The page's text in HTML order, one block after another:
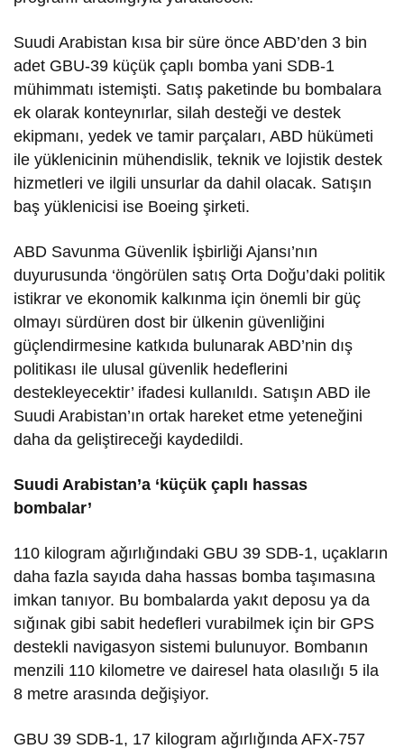
Suudi Arabistan kısa bir süre önce ABD’den 3 bin
adet GBU-39 küçük çaplı bomba yani SDB-1
mühimmatı istemişti. Satış paketinde bu bombalara
ek olarak konteynırlar, silah desteği ve destek
ekipmanı, yedek ve tamir parçaları, ABD hükümeti
ile yüklenicinin mühendislik, teknik ve lojistik destek
hizmetleri ve ilgili unsurlar da dahil olacak. Satışın
baş yüklenicisi ise Boeing şirketi.
ABD Savunma Güvenlik İşbirliği Ajansı’nın
duyurusunda ‘öngörülen satış Orta Doğu’daki politik
istikrar ve ekonomik kalkınma için önemli bir güç
olmayı sürdüren dost bir ülkenin güvenliğini
güçlendirmesine katkıda bulunarak ABD’nin dış
politikası ile ulusal güvenlik hedeflerini
destekleyecektir’ ifadesi kullanıldı. Satışın ABD ile
Suudi Arabistan’ın ortak hareket etme yeteneğini
daha da geliştireceği kaydedildi.
Suudi Arabistan’a ‘küçük çaplı hassas
bombalar’
110 kilogram ağırlığındaki GBU 39 SDB-1, uçakların
daha fazla sayıda daha hassas bomba taşımasına
imkan tanıyor. Bu bombalarda yakıt deposu ya da
sığınak gibi sabit hedefleri vurabilmek için bir GPS
destekli navigasyon sistemi bulunuyor. Bombanın
menzili 110 kilometre ve dairesel hata olasılığı 5 ila
8 metre arasında değişiyor.
GBU 39 SDB-1, 17 kilogram ağırlığında AFX-757